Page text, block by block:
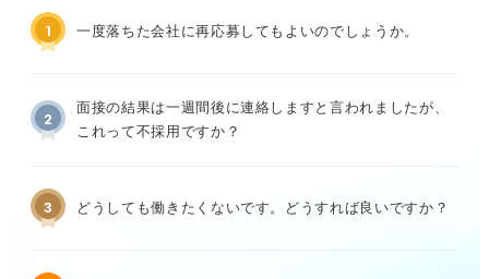
1 一度落ちた会社に再応募してもよいのでしょうか。
2
面接の結果は一週間後に連絡しますと言われましたが、
これって不採用ですか？
3 どうしても働きたくないです。どうすれば良いですか？